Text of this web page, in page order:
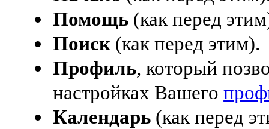
Помощь (как перед
Поиск (как перед этим).
Профиль, который
настройках Вашего
Календарь (как перед